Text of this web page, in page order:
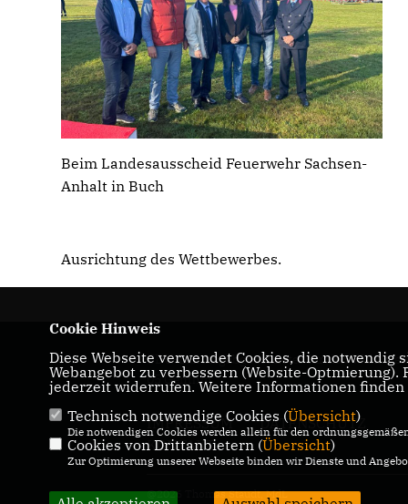
Beim Landesausscheid Feuerwehr Sachsen-
Anhalt in Buch
Ausrichtung des Wettbewerbes.
CDU-Landtagabgeordneter für den
05 Genthin
IMPRESSUM
DATENSCHUTZ
KONTAKT
@2026 Thomas Staudt, MdL
Cookie Hinweis
Diese Webseite verwendet Cookies, die
Webangebot zu verbessern (Website-
jederzeit widerrufen. Weitere Informationen
Technisch notwendige Cookies (Übersicht)
Die notwendigen Cookies werden allein für den
Cookies von Drittanbietern (Übersicht)
Zur Optimierung unserer Webseite binden wir Dienste und